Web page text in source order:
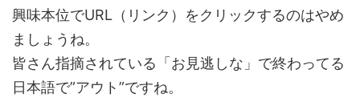
興味本位でURL（リンク）をクリックするのはやめ
ましょうね。
皆さん指摘されている「お見逃しな」で終わってる
日本語で”アウト”ですね。